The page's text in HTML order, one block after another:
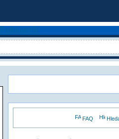
FAQ